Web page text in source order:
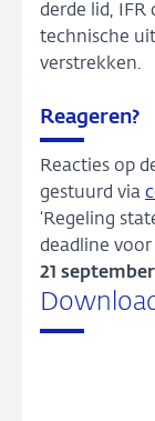
derde lid, IFR
technische
verstrekken.
Reageren?
Reacties op
gestuurd via
‘Regeling
deadline
21 september